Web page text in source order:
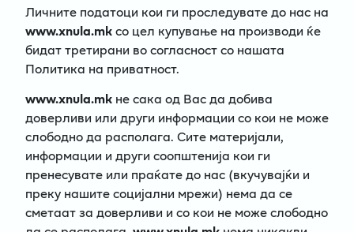
Личните податоци кои ги проследувате до нас на
www.xnula.mkсо цел купување на производи ќе
бидат третирани во согласност со нашата
Политика на приватност.
www.xnula.mkне сака од Вас да добива
доверливи или други информации со кои не може
слободно да располага. Сите материјали,
информации и други соопштенија кои ги
пренесувате или праќате до нас (вкучувајќи и
преку нашите социјални мрежи) нема да се
сметаат за доверливи и со кои не може слободно